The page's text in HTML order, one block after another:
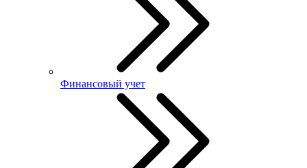
Финансовый учет